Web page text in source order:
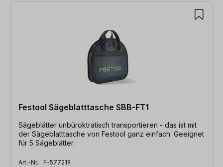
Festool Sägeblatttasche SBB-FT1
Sägeblätter unbüroktratisch transportieren - das ist mit
der Sägeblatttasche von Festool ganz einfach. Geeignet
für 5 Sägeblätter.
Art.-Nr.: F-577219